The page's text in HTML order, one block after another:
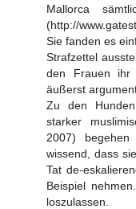
Mallorca
(http://
Sie fanden es
Strafzettel
den Frauen ihr
äußerst
Zu den
starker
2007) begehen
wissend, dass
Tat de-
Beispiel
loszulassen.